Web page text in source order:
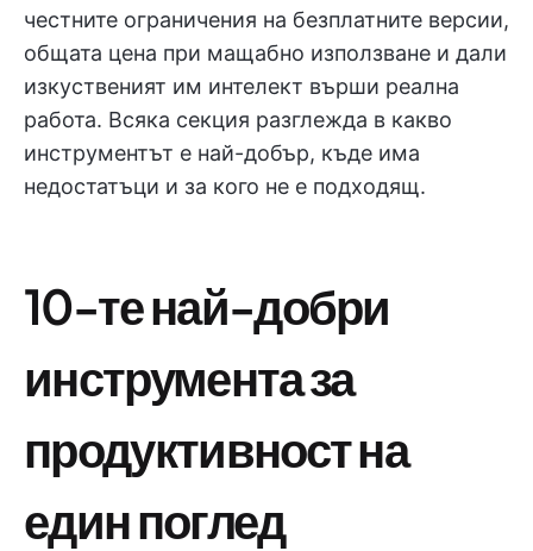
честните ограничения на безплатните версии,
общата цена при мащабно използване и дали
изкуственият им интелект върши реална
работа. Всяка секция разглежда в какво
инструментът е най-добър, къде има
недостатъци и за кого не е подходящ.
10-те най-добри
инструмента за
продуктивност на
един поглед